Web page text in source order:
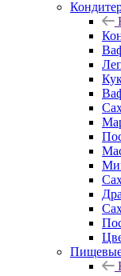
Пищевые